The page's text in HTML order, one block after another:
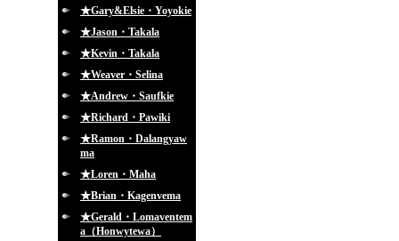
★Gary&Elsie・Yoyokie
★Jason・Takala
★Kevin・Takala
★Weaver・Selina
★Andrew・Saufkie
★Richard・Pawiki
★Ramon・Dalangyaw
ma
★Loren・Maha
★Brian・Kagenvema
★Gerald・Lomaventem
a（Honwytewa）